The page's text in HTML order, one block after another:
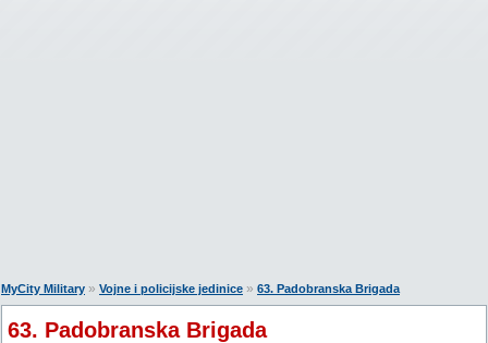
MyCity Military » Vojne i policijske jedinice » 63. Padobranska Brigada
63. Padobranska Brigada